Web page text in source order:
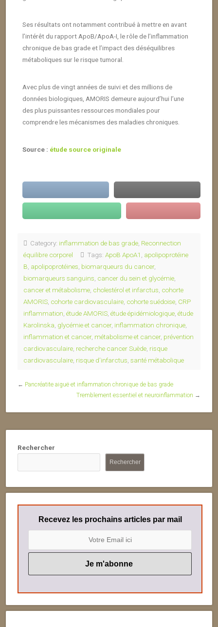
Ses résultats ont notamment contribué à mettre en avant
l’intérêt du rapport ApoB/ApoA-I, le rôle de l’inflammation
chronique de bas grade et l’impact des déséquilibres
métaboliques sur le risque tumoral.
Avec plus de vingt années de suivi et des millions de
données biologiques, AMORIS demeure aujourd’hui l’une
des plus puissantes ressources mondiales pour
comprendre les mécanismes des maladies chroniques.
Source : étude source originale
Category: inflammation de bas grade Reconnection
équilibre corporel
Tags: ApoB ApoA1
apolipoprotéine
B apolipoprotéines biomarqueurs du cancer,
biomarqueurs sanguins cancer du sein et glycémie
cancer et métabolisme cholestérol et infarctus cohorte
AMORIS cohorte cardiovasculaire cohorte suédoise CRP
inflammation étude AMORIS étude épidémiologique étude
Karolinska glycémie et cancer, inflammation chronique
inflammation et cancer, métabolisme et cancer, prévention
cardiovasculaire recherche cancer Suède risque
cardiovasculaire risque d’infarctus santé métabolique
← Pancréatite aiguë et inflammation chronique de bas grade
Tremblement essentiel et neuroinflammation →
Rechercher
Rechercher
Recevez les prochains articles par mail